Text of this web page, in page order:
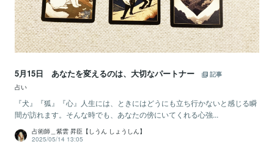
5月15日 あなたを変えるのは、大切なパートナー
記事
占い
『犬』『狐』『心』人生には、ときにはどうにも立ち行かないと感じる瞬
間が訪れます。そんな時でも、あなたの傍にいてくれる心強...
占術師＿紫雲 昇臣【しうん しょうしん】
2025/05/14 13:05